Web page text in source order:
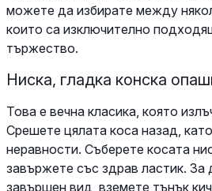
можете да избирате между
които са изключително
тържество.
Ниска, гладка конска
Това е вечна класика, която
Срешете цялата коса назад,
неравности. Съберете косата
завържете със здрав ластик. За
завършен вид, вземете тънък